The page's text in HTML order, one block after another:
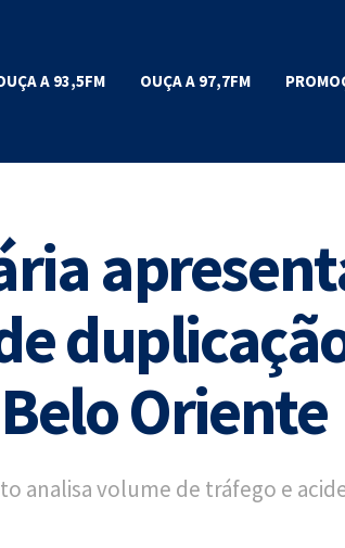
A 93,5FM OUÇA A 97,7FM
Oriente
analisa volume de tráfego e